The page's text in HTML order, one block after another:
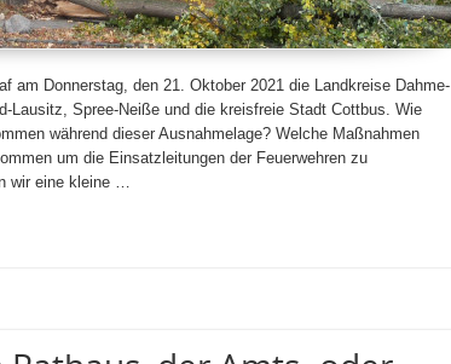
am Donnerstag, den 21. Oktober 2021 die Landkreise Dahme-
Lausitz, Spree-Neiße und die kreisfreie Stadt Cottbus. Wie
während dieser Ausnahmelage? Welche Maßnahmen
um die Einsatzleitungen der Feuerwehren zu
wir eine kleine …